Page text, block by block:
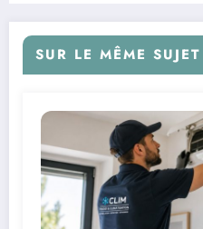
SUR LE MÊME SUJET